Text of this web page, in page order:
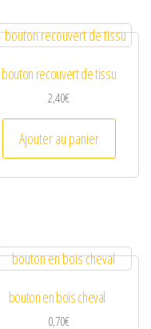
bouton recouvert de tissu
2,40€
Ajouter au panier
bouton en bois cheval
0,70€